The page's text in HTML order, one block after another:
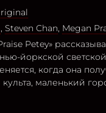
, Steven Chan, Megan
Petey»
йоркской
когда она
культа, маленький